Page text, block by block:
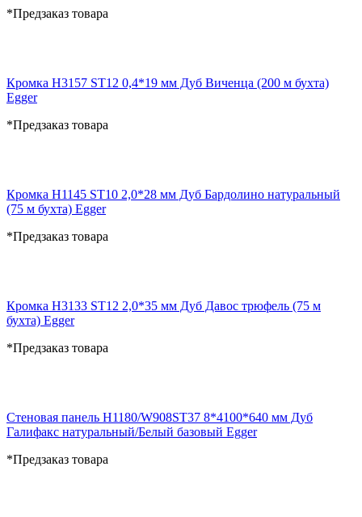
*Предзаказ товара
Кромка H3157 ST12 0,4*19 мм Дуб Виченца (200 м бухта)
Egger
*Предзаказ товара
Кромка H1145 ST10 2,0*28 мм Дуб Бардолино натуральный
(75 м бухта) Egger
*Предзаказ товара
Кромка H3133 ST12 2,0*35 мм Дуб Давос трюфель (75 м
бухта) Egger
*Предзаказ товара
Стеновая панель H1180/W908ST37 8*4100*640 мм Дуб
Галифакс натуральный/Белый базовый Egger
*Предзаказ товара